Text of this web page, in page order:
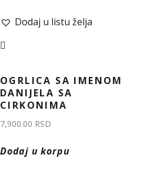
Dodaj u listu želja
OGRLICA SA IMENOM
DANIJELA SA
CIRKONIMA
7,900.00 RSD
Dodaj u korpu